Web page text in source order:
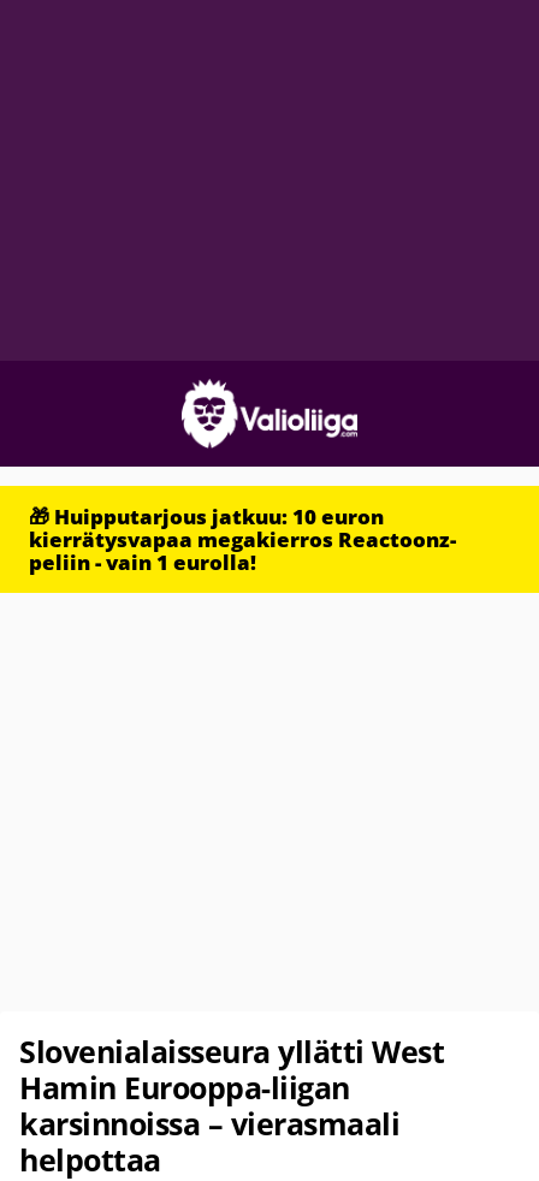
🎁 Huipputarjous jatkuu: 10 euron
kierrätysvapaa megakierros Reactoonz-
peliin - vain 1 eurolla!
Slovenialaisseura yllätti West
Hamin Eurooppa-liigan
karsinnoissa – vierasmaali
helpottaa